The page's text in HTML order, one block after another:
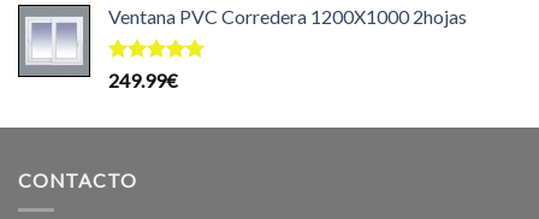
de 5
original
era:
actual
Ventana PVC Corredera 1200X1000 2hojas
Valorado
249.99€
CONTACTO